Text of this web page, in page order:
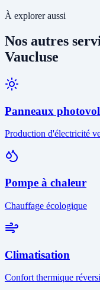
À explorer aussi
Nos autres
Vaucluse
Panneaux
Production d'électricité
Pompe à chaleur
Chauffage écologique
Climatisation
Confort thermique